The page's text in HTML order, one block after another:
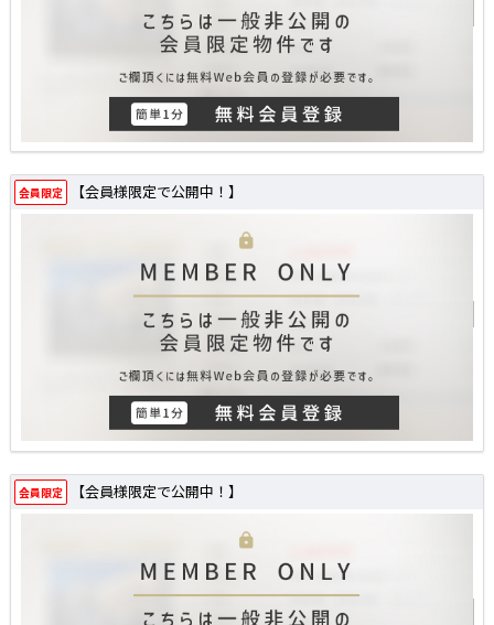
会員限定 【会員様限定で公開中！】
会員限定 【会員様限定で公開中！】